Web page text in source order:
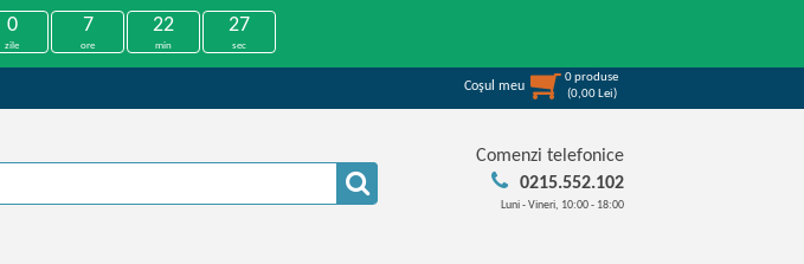
0
zile
7
ore
22
min
27
sec
Coşul meu
0produse
(0,00 Lei)
Comenzi telefonice
0215.552.102
Luni - Vineri, 10:00 - 18:00